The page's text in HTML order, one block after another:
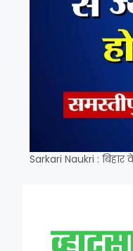
Sarkari Naukri :